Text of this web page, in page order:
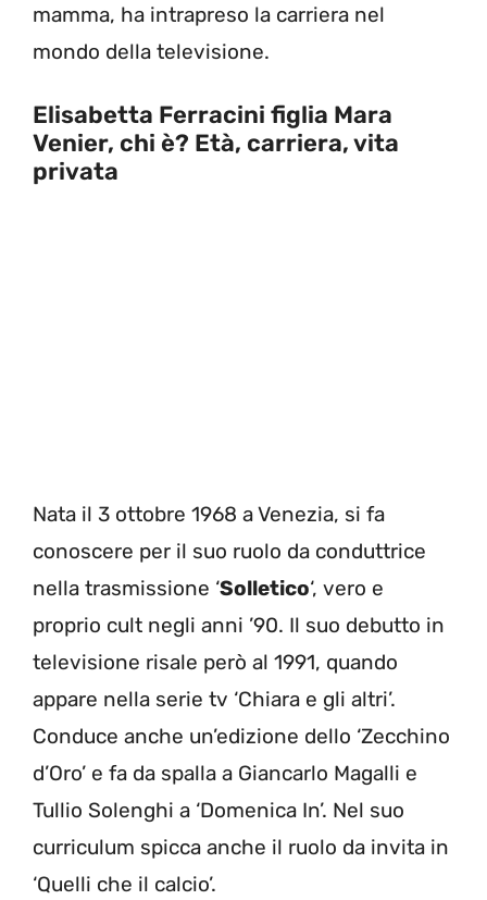
mamma, ha intrapreso la carriera nel
mondo della televisione.
Elisabetta Ferracini figlia Mara
Venier, chi è? Età, carriera, vita
privata
Nata il 3 ottobre 1968 a Venezia, si fa
conoscere per il suo ruolo da conduttrice
nella trasmissione ‘Solletico‘, vero e
proprio cult negli anni ’90. Il suo debutto in
televisione risale però al 1991, quando
appare nella serie tv ‘Chiara e gli altri’.
Conduce anche un’edizione dello ‘Zecchino
d’Oro’ e fa da spalla a Giancarlo Magalli e
Tullio Solenghi a ‘Domenica In’. Nel suo
curriculum spicca anche il ruolo da invita in
‘Quelli che il calcio’.